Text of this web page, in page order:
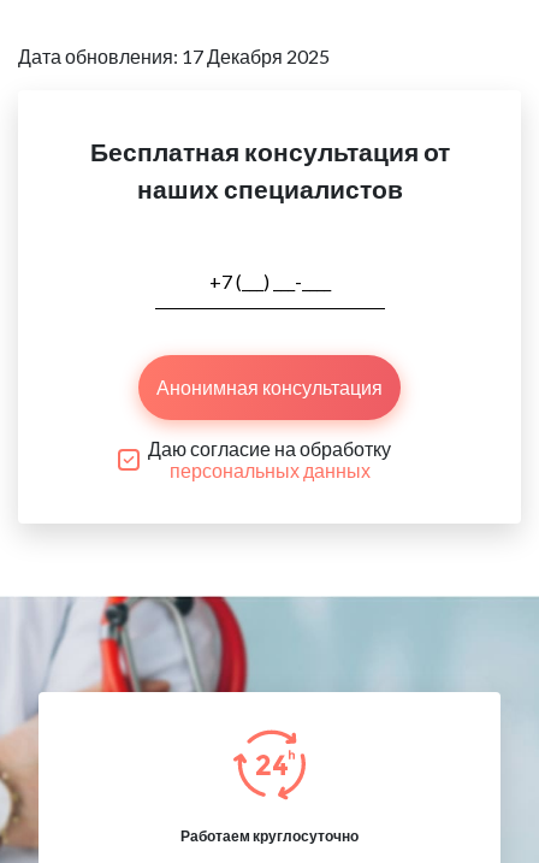
Дата обновления: 17 Декабря 2025
Бесплатная консультация от
наших специалистов
Анонимная консультация
Даю согласие на обработку
персональных данных
Работаем круглосуточно